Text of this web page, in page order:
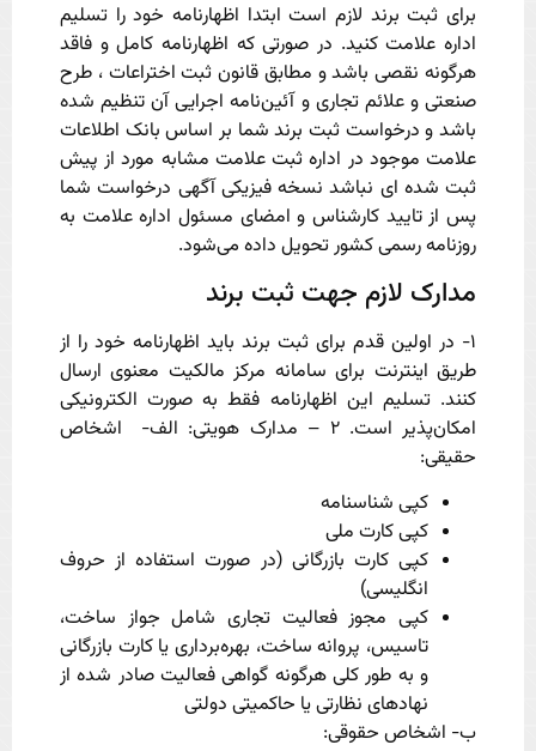
برای ثبت برند لازم است ابتدا اظهارنامه خود را تسلیم
اداره علامت کنید. در صورتی که اظهارنامه کامل و فاقد
هرگونه نقصی باشد و مطابق قانون ثبت اختراعات ، طرح
صنعتی و علائم تجاری و آئین‌نامه اجرایی آن تنظیم شده
باشد و درخواست ثبت برند شما بر اساس بانک اطلاعات
علامت موجود در اداره ثبت علامت مشابه مورد از پیش
ثبت شده ای نباشد نسخه فیزیکی آگهی درخواست شما
پس از تایید کارشناس و امضای مسئول اداره علامت به
روزنامه رسمی کشور تحویل داده می‌شود.
مدارک لازم جهت ثبت برند
۱- در اولین قدم برای ثبت برند باید اظهارنامه خود را از
طریق اینترنت برای سامانه مرکز مالکیت معنوی ارسال
کنند. تسلیم این اظهارنامه فقط به صورت الکترونیکی
امکان‌پذیر است. ۲ – مدارک هویتی: الف- اشخاص
حقیقی:
کپی شناسنامه
کپی کارت ملی
کپی کارت بازرگانی (در صورت استفاده از حروف
انگلیسی)
کپی مجوز فعالیت تجاری شامل جواز ساخت،
تاسیس، پروانه ساخت، بهره‌برداری یا کارت بازرگانی
و به طور کلی هرگونه گواهی فعالیت صادر شده از
نهادهای نظارتی یا حاکمیتی دولتی
ب- اشخاص حقوقی: